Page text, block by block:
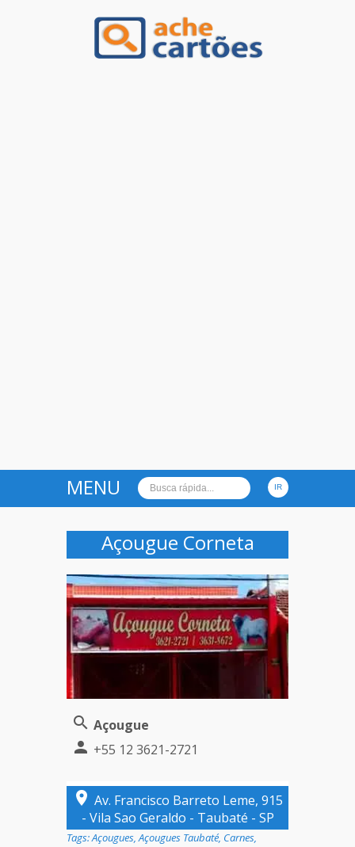
MENU
Açougue Corneta
Açougue
+55 12 3621-2721
Av. Francisco Barreto Leme, 915
- Vila Sao Geraldo - Taubaté - SP
Tags:Açougues,Açougues Taubaté, Carnes,